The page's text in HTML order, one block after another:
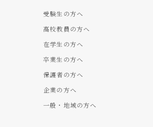
受験生の方へ
高校教員の方へ
在学生の方へ
卒業生の方へ
保護者の方へ
企業の方へ
一般・地域の方へ